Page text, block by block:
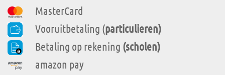
MasterCard
Vooruitbetaling (particulieren)
Betaling op rekening (scholen)
amazon pay